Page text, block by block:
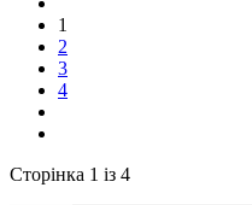
1
2
3
4
Сторінка 1 із 4